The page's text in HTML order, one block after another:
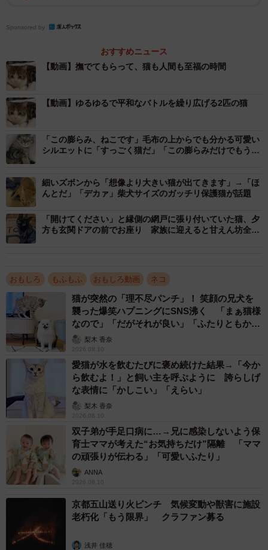
「しずく」ちゃんもよく登場します。
こちらが同居猫の、わらびくん（画像提供：しずわらひなたさん）
Sponsored by
おすすめニュース
【動画】撫でてもらって、猫も人間も至福の時間
【動画】ゆるゆるで平和なバトルを繰り広げる2匹の猫
「この膨らみ、ねこです」毛布の上からでも分かる可愛い
シルエットに「すっごく猫だ」「この膨らみだけでもう可
細いズボンから「想像より大きい猫が出てきます」→「ほ
んとだ」「デカァ」柴犬サイズのガッチリ保護猫が話題
「開けてください」と縁側の網戸に張り付いていた猫、夕
方も玄関ドアの前でお座り 家族に迎えると甘えん坊全開
おもしろ もふもふ おもしろ動画 ネコ
猫が突然の「理不尽パンチ」！ 笑顔の兄犬を
襲った爆笑ハプニングにSNS沸く 「まぁ猫様
なので」「だがそれが良い」「ふたりともかわ
いいね」
梨木 香奈
2026.08.10
愛猫が水を飲むたびに褒め続けた結果→「今か
ら飲むよ！」と飼い主を呼ぶように 誇らしげ
な表情に「かしこい」「えらい」
梨木 香奈
2026.08.10
双子弟が手足口病に…→兄に感染しないよう保
育士ママが考えた“お気持ちだけ”隔離 「ママ
の頑張りが伝わる」「可愛いふたり」
ANNA
2026.08.10
京都五山送り火ピンチ 気候変動や獣害に施設
老朽化「もう限界」 クラファン募る
浅井 佳穂